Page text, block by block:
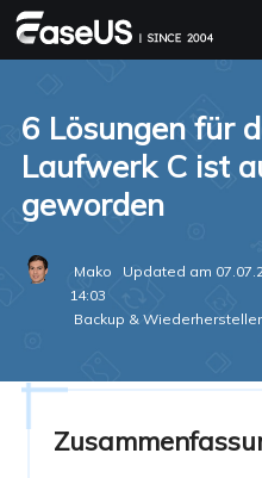
6 Lösungen für
Laufwerk C ist
geworden
Mako
Updated am
14:03
Backup &